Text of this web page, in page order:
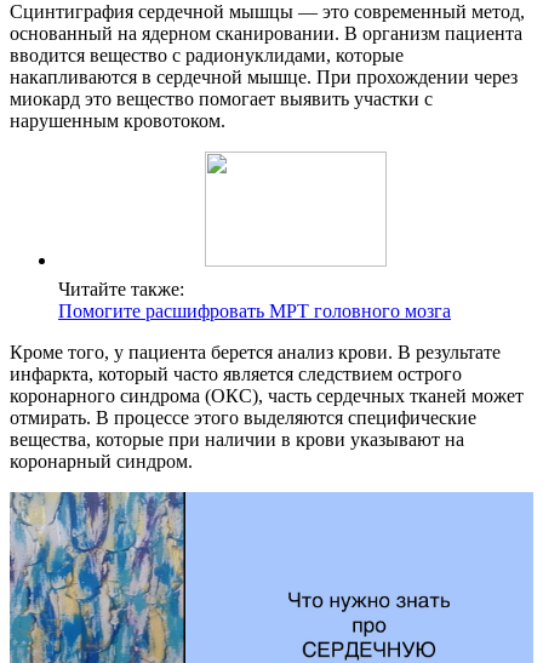
Сцинтиграфия сердечной мышцы — это современный метод,
основанный на ядерном сканировании. В организм пациента
вводится вещество с радионуклидами, которые
накапливаются в сердечной мышце. При прохождении через
миокард это вещество помогает выявить участки с
нарушенным кровотоком.
Читайте также:
Помогите расшифровать МРТ головного мозга
Кроме того, у пациента берется анализ крови. В результате
инфаркта, который часто является следствием острого
коронарного синдрома (ОКС), часть сердечных тканей может
отмирать. В процессе этого выделяются специфические
вещества, которые при наличии в крови указывают на
коронарный синдром.